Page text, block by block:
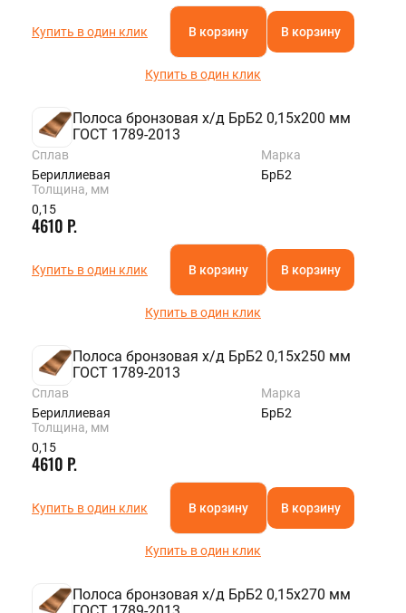
Купить в один клик В корзину В корзину
Купить в один клик
Полоса бронзовая х/д БрБ2 0,15х200 мм
ГОСТ 1789-2013
Сплав
Бериллиевая
Марка
БрБ2
Толщина, мм
0,15
4610 Р.
Купить в один клик В корзину В корзину
Купить в один клик
Полоса бронзовая х/д БрБ2 0,15х250 мм
ГОСТ 1789-2013
Сплав
Бериллиевая
Марка
БрБ2
Толщина, мм
0,15
4610 Р.
Купить в один клик В корзину В корзину
Купить в один клик
Полоса бронзовая х/д БрБ2 0,15х270 мм